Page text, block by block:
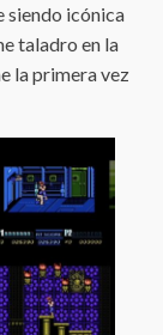
siendo icónica
taladro en la
la primera vez